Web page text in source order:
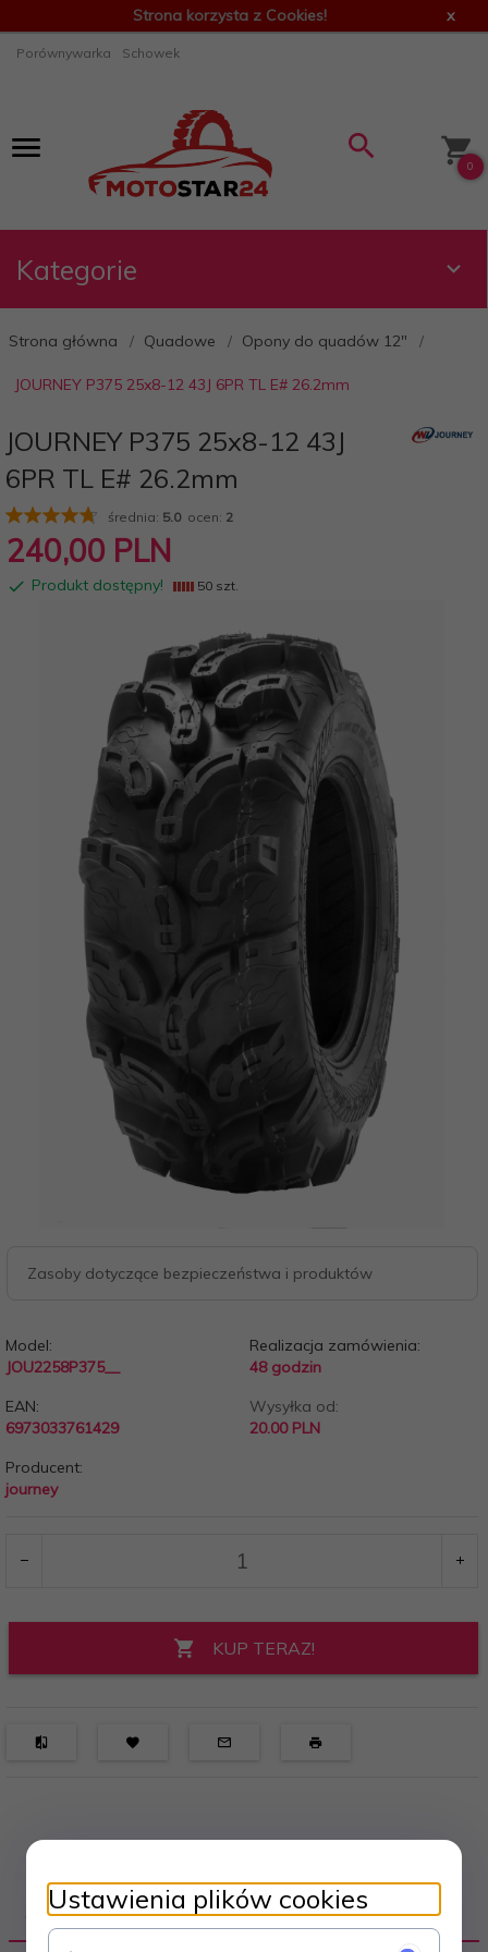
Strona korzysta z Cookies! x
Porównywarka Schowek
0
Kategorie
Strona główna Quadowe Opony do quadów 12"
JOURNEY P375 25x8-12 43J 6PR TL E# 26.2mm
JOURNEY P375 25x8-12 43J
6PR TL E# 26.2mm
średnia: 5.0ocen: 2
240,00 PLN
Produkt dostępny! 50 szt.
Zasoby dotyczące bezpieczeństwa i produktów
Model:
JOU2258P375__
Realizacja zamówienia:
48 godzin
EAN:
6973033761429
Wysyłka od:
20.00 PLN
Producent:
journey
KUP TERAZ!
OPIS PRODUKTU
Ustawienia plików cookies